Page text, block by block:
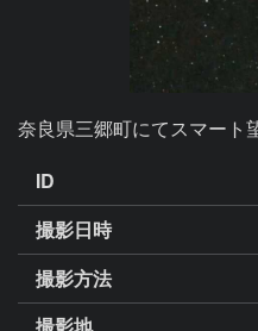
奈良県三郷町にてスマート
ID
撮影日時
撮影方法